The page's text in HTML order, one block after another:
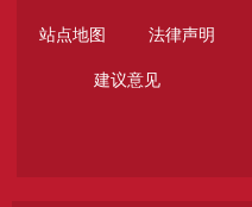
站点地图 法律声明
建议意见